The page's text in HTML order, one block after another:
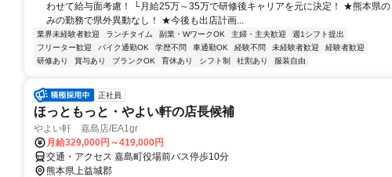
わせて給与面考慮！ └月給25万～35万で研修後キャリアを元に決定！ ★熊本県の
みの勤務で県外異動なし！ ★今後も出店計画...
業界未経験者歓迎 ランチタイム 副業・WワークOK 主婦・主夫歓迎
週1シフト提出
フリーター歓迎
バイク通勤OK 学歴不問 車通勤OK 経験不問 未経験者歓迎
経験者歓迎
研修あり
賞与あり ブランクOK 育休あり シフト制 社割あり 服装自由
正社員
ほっともっと・やよい軒の店長候補
やよい軒 嘉島店/EA1gr
月給329,000円～419,000円
交通・アクセス 嘉島町役場前バス停歩10分
熊本県上益城郡